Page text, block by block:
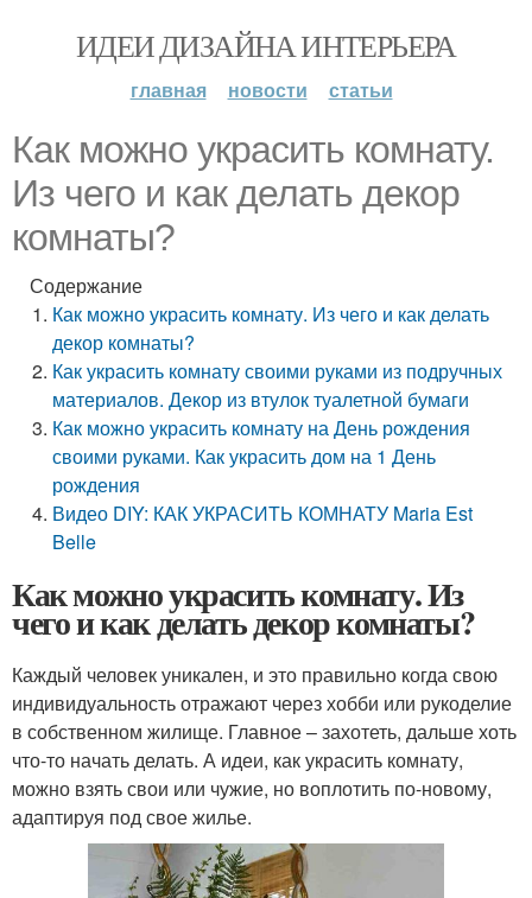
ИДЕИ ДИЗАЙНА ИНТЕРЬЕРА
главная новости статьи
Как можно украсить комнату.
Из чего и как делать декор
комнаты?
Содержание
Как можно украсить комнату. Из чего и как делать
декор комнаты?
Как украсить комнату своими руками из подручных
материалов. Декор из втулок туалетной бумаги
Как можно украсить комнату на День рождения
своими руками. Как украсить дом на 1 День
рождения
Видео DIY: КАК УКРАСИТЬ КОМНАТУ Maria Est
Belle
Как можно украсить комнату. Из
чего и как делать декор комнаты?
Каждый человек уникален, и это правильно когда свою
индивидуальность отражают через хобби или рукоделие
в собственном жилище. Главное – захотеть, дальше хоть
что-то начать делать. А идеи, как украсить комнату,
можно взять свои или чужие, но воплотить по-новому,
адаптируя под свое жилье.